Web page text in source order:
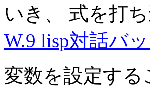
いき、 式を打
W.9 lisp対話バ
変数を設定す